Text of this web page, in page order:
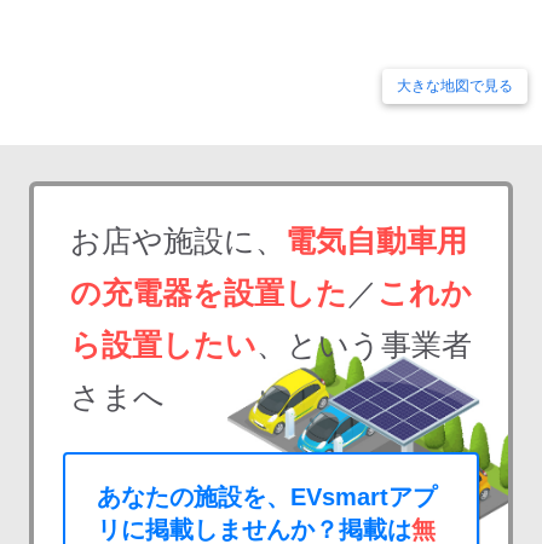
大きな地図で見る
お店や施設に、 電気自動車用
の充電器を設置した ／ これか
ら設置したい、という事業者
さまへ
あなたの施設を、EVsmartアプ
リに掲載しませんか？掲載は無